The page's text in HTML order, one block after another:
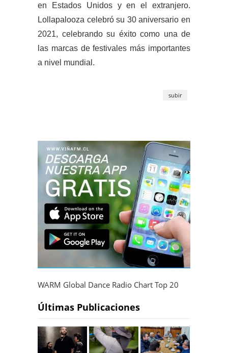
en Estados Unidos y en el extranjero.
Lollapalooza celebró su 30 aniversario en
2021, celebrando su éxito como una de
las marcas de festivales más importantes
a nivel mundial.
subir
WARM Global Dance Radio Chart Top 20
Últimas Publicaciones